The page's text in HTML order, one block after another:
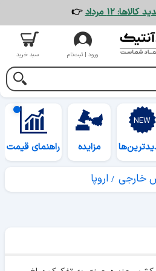
۱۲ مرداد 👉
ورود | ثبت‌نام سبد خرید
مزایده راهنمای قیمت
خارجی اروپا